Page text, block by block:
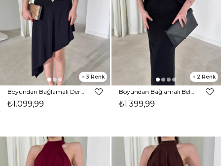
3
₺1.099,99
2
₺1.399,99